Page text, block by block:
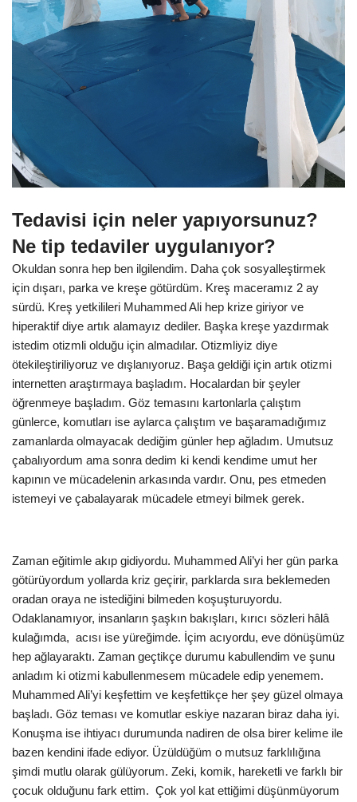
Tedavisi için neler yapıyorsunuz?
Ne tip tedaviler uygulanıyor?
Okuldan sonra hep ben ilgilendim. Daha çok sosyalleştirmek
için dışarı, parka ve kreşe götürdüm. Kreş maceramız 2 ay
sürdü. Kreş yetkilileri Muhammed Ali hep krize giriyor ve
hiperaktif diye artık alamayız dediler. Başka kreşe yazdırmak
istedim otizmli olduğu için almadılar. Otizmliyiz diye
ötekileştiriliyoruz ve dışlanıyoruz. Başa geldiği için artık otizmi
internetten araştırmaya başladım. Hocalardan bir şeyler
öğrenmeye başladım. Göz temasını kartonlarla çalıştım
günlerce, komutları ise aylarca çalıştım ve başaramadığımız
zamanlarda olmayacak dediğim günler hep ağladım. Umutsuz
çabalıyordum ama sonra dedim ki kendi kendime umut her
kapının ve mücadelenin arkasında vardır. Onu, pes etmeden
istemeyi ve çabalayarak mücadele etmeyi bilmek gerek.
Zaman eğitimle akıp gidiyordu. Muhammed Ali’yi her gün parka
götürüyordum yollarda kriz geçirir, parklarda sıra beklemeden
oradan oraya ne istediğini bilmeden koşuşturuyordu.
Odaklanamıyor, insanların şaşkın bakışları, kırıcı sözleri hâlâ
kulağımda, acısı ise yüreğimde. İçim acıyordu, eve dönüşümüz
hep ağlayaraktı. Zaman geçtikçe durumu kabullendim ve şunu
anladım ki otizmi kabullenmesem mücadele edip yenemem.
Muhammed Ali’yi keşfettim ve keşfettikçe her şey güzel olmaya
başladı. Göz teması ve komutlar eskiye nazaran biraz daha iyi.
Konuşma ise ihtiyacı durumunda nadiren de olsa birer kelime ile
bazen kendini ifade ediyor. Üzüldüğüm o mutsuz farklılığına
şimdi mutlu olarak gülüyorum. Zeki, komik, hareketli ve farklı bir
çocuk olduğunu fark ettim. Çok yol kat ettiğimi düşünmüyorum